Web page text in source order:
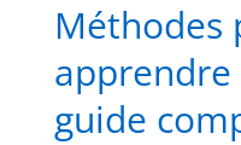
Méthodes
apprendre
guide